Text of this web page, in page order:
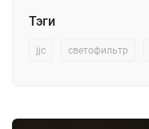
Тэги
jjc светофильтр